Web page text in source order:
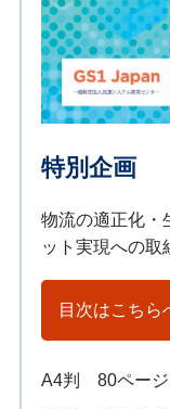
特別企画
物流の適正化・
ット実現への取
目次はこちら
A4判 80ページ